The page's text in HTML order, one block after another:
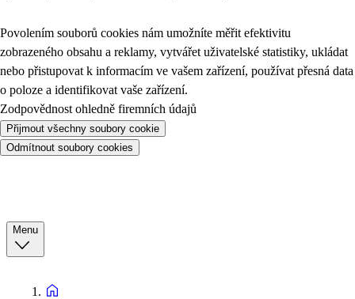
Povolením souborů cookies nám umožníte měřit efektivitu
zobrazeného obsahu a reklamy, vytvářet uživatelské statistiky, ukládat
nebo přistupovat k informacím ve vašem zařízení, používat přesná data
o poloze a identifikovat vaše zařízení.
Zodpovědnost ohledně firemních údajů
Přijmout všechny soubory cookie
Odmítnout soubory cookies
Menu